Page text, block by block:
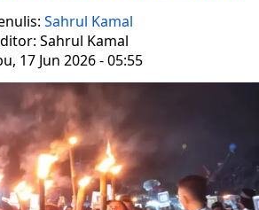
Sahrul Kamal
Sahrul Kamal
17 Jun 2026 - 05:55